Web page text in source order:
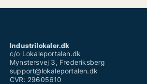
Industrilokaler.dk
c/o Lokaleportalen.dk
Mynstersvej 3, Frederiksberg
support@lokaleportalen.dk
CVR: 29605610